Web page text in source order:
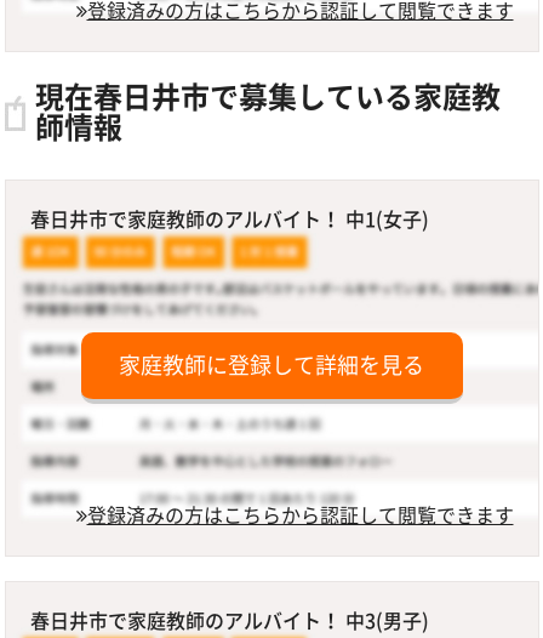
登録済みの方はこちらから認証して閲覧できます
現在春日井市で募集している家庭教
師情報
春日井市で家庭教師のアルバイト！ 中1(女子)
家庭教師に登録して詳細を見る
登録済みの方はこちらから認証して閲覧できます
春日井市で家庭教師のアルバイト！ 中3(男子)